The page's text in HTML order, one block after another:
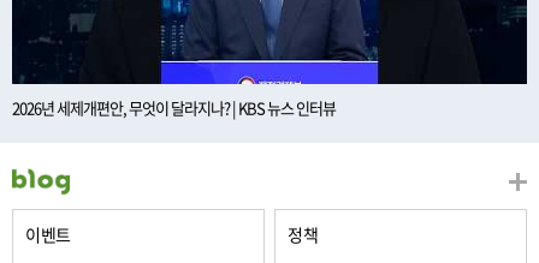
2026년 세제개편안, 무엇이 달라지나? | KBS 뉴스 인터뷰
이벤트
정책